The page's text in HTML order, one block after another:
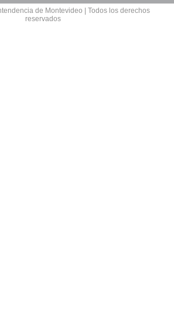
de Montevideo | Todos los derechos
reservados